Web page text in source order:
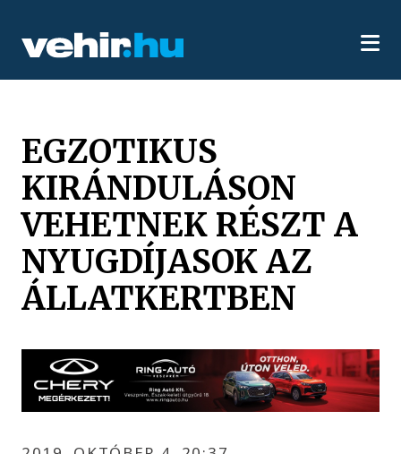
EGZOTIKUS
KIRÁNDULÁSON
VEHETNEK RÉSZT A
NYUGDÍJASOK AZ
ÁLLATKERTBEN